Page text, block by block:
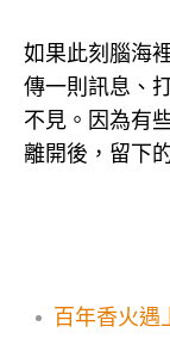
如果此刻腦海
傳一則訊息、
不見。因為有
離開後，留下
百年香火遇